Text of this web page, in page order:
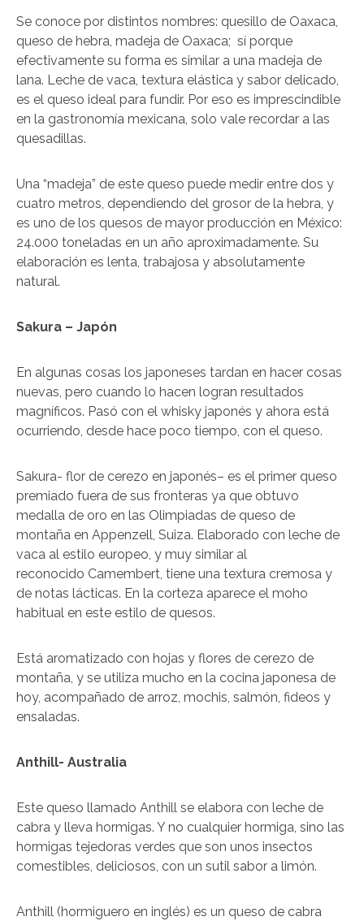
Se conoce por distintos nombres: quesillo de Oaxaca,
queso de hebra, madeja de Oaxaca; sí porque
efectivamente su forma es similar a una madeja de
lana. Leche de vaca, textura elástica y sabor delicado,
es el queso ideal para fundir. Por eso es imprescindible
en la gastronomía mexicana, solo vale recordar a las
quesadillas.
Una “madeja” de este queso puede medir entre dos y
cuatro metros, dependiendo del grosor de la hebra, y
es uno de los quesos de mayor producción en México:
24.000 toneladas en un año aproximadamente. Su
elaboración es lenta, trabajosa y absolutamente
natural.
Sakura – Japón
En algunas cosas los japoneses tardan en hacer cosas
nuevas, pero cuando lo hacen logran resultados
magníficos. Pasó con el whisky japonés y ahora está
ocurriendo, desde hace poco tiempo, con el queso.
Sakura- flor de cerezo en japonés– es el primer queso
premiado fuera de sus fronteras ya que obtuvo
medalla de oro en las Olimpiadas de queso de
montaña en Appenzell, Suiza. Elaborado con leche de
vaca al estilo europeo, y muy similar al
reconocido Camembert, tiene una textura cremosa y
de notas lácticas. En la corteza aparece el moho
habitual en este estilo de quesos.
Está aromatizado con hojas y flores de cerezo de
montaña, y se utiliza mucho en la cocina japonesa de
hoy, acompañado de arroz, mochis, salmón, fideos y
ensaladas.
Anthill- Australia
Este queso llamado Anthill se elabora con leche de
cabra y lleva hormigas. Y no cualquier hormiga, sino las
hormigas tejedoras verdes que son unos insectos
comestibles, deliciosos, con un sutil sabor a limón.
Anthill (hormiguero en inglés) es un queso de cabra